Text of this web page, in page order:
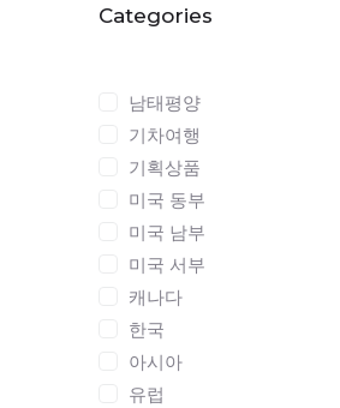
Categories
남태평양
기차여행
기획상품
미국 동부
미국 남부
미국 서부
캐나다
한국
아시아
유럽